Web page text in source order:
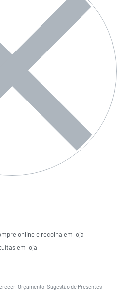
online e recolha em loja
em loja
, Orçamento, Sugestão de Presentes